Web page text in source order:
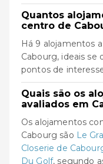
Quantos
centro de
Há 9 alojamentos
Cabourg, ideais se
pontos de
Quais são os
avaliados em
Os alojamentos
Cabourg são Le
Closerie de
Du Golf, segundo